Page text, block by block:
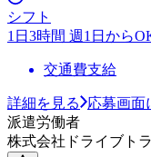
シフト
1日3時間 週1日から
交通費支給
詳細を見る
応募画面
派遣労働者
株式会社ドライブト